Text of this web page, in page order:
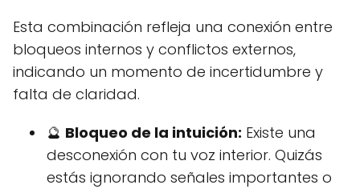
Esta combinación refleja una conexión entre
bloqueos internos y conflictos externos,
indicando un momento de incertidumbre y
falta de claridad.
🔮 Bloqueo de la intuición: Existe una
desconexión con tu voz interior. Quizás
estás ignorando señales importantes o